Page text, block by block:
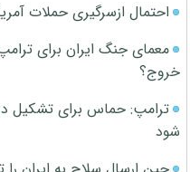
احتمال ازسرگیری حملات
معمای جنگ ایران برای
خروج؟
ترامپ: حماس برای تشکیل
شود